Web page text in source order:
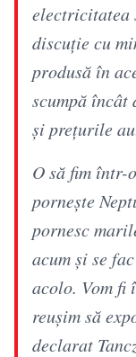
electricitatea
discuţie cu
produsă în
scumpă încât
şi preţurile
O să fim într-
porneşte
pornesc
acum şi se
acolo. Vom
reuşim să
declarat